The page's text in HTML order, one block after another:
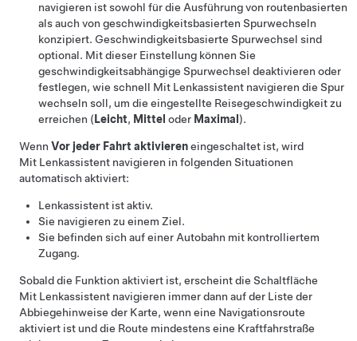
navigieren ist sowohl für die Ausführung von routenbasierten
als auch von geschwindigkeitsbasierten Spurwechseln
konzipiert. Geschwindigkeitsbasierte Spurwechsel sind
optional. Mit dieser Einstellung können Sie
geschwindigkeitsabhängige Spurwechsel deaktivieren oder
festlegen, wie schnell Mit Lenkassistent navigieren die Spur
wechseln soll, um die eingestellte Reisegeschwindigkeit zu
erreichen ( Leicht, Mittel oder Maximal ).
Wenn Vor jeder Fahrt aktiviereneingeschaltet ist, wird
Mit Lenkassistent navigieren in folgenden Situationen
automatisch aktiviert:
Lenkassistent ist aktiv.
Sie navigieren zu einem Ziel.
Sie befinden sich auf einer Autobahn mit kontrolliertem
Zugang.
Sobald die Funktion aktiviert ist, erscheint die Schaltfläche
Mit Lenkassistent navigieren immer dann auf der Liste der
Abbiegehinweise der Karte, wenn eine Navigationsroute
aktiviert ist und die Route mindestens eine Kraftfahrstraße